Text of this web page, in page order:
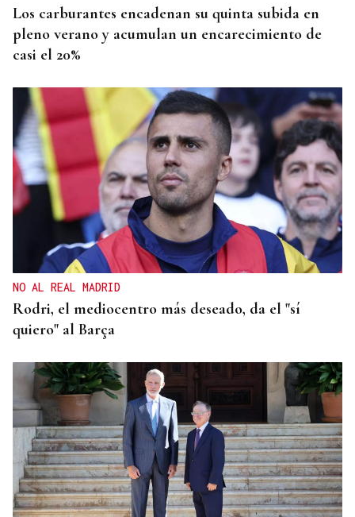
Los carburantes encadenan su quinta subida en
pleno verano y acumulan un encarecimiento de
casi el 20%
NO AL REAL MADRID
Rodri, el mediocentro más deseado, da el "sí
quiero" al Barça